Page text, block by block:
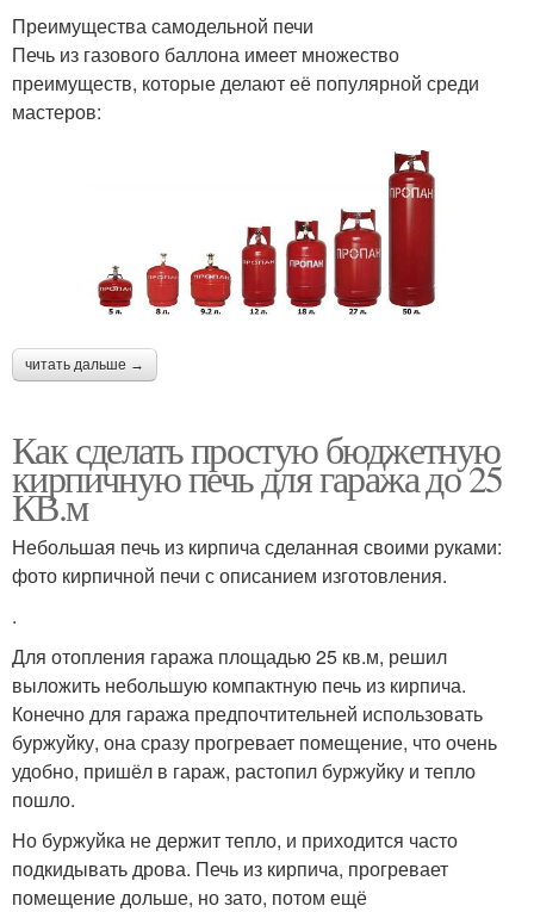
Преимущества самодельной печи
Печь из газового баллона имеет множество
преимуществ, которые делают её популярной среди
мастеров:
читать дальше →
Как сделать простую бюджетную
кирпичную печь для гаража до 25
КВ.м
Небольшая печь из кирпича сделанная своими руками:
фото кирпичной печи с описанием изготовления.
.
Для отопления гаража площадью 25 кв.м, решил
выложить небольшую компактную печь из кирпича.
Конечно для гаража предпочтительней использовать
буржуйку, она сразу прогревает помещение, что очень
удобно, пришёл в гараж, растопил буржуйку и тепло
пошло.
Но буржуйка не держит тепло, и приходится часто
подкидывать дрова. Печь из кирпича, прогревает
помещение дольше, но зато, потом ещё